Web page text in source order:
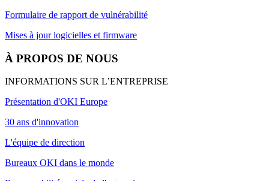
Formulaire de rapport de vulnérabilité
Mises à jour logicielles et firmware
À PROPOS DE NOUS
INFORMATIONS SUR L’ENTREPRISE
Présentation d'OKI Europe
30 ans d'innovation
L'équipe de direction
Bureaux OKI dans le monde